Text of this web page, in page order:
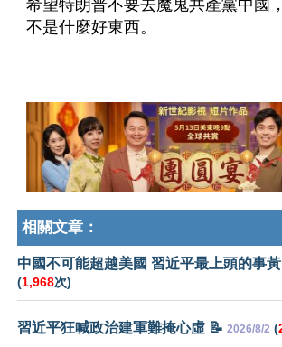
希望特朗普不要去魔鬼共產黨中國
不是什麼好東西。
相關文章：
中國不可能超越美國 習近平最上頭的事
(1,968次)
習近平狂喊政治建軍難掩心虛 📝 2026/8/2 (